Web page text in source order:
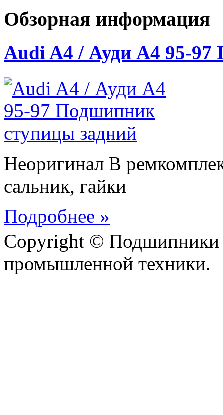
Обзорная информация
Audi A4 / Ауди А4 95-97
Неоригинал В
сальник, гайки
Подробнее »
Copyright © Подшипники
промышленной техники.